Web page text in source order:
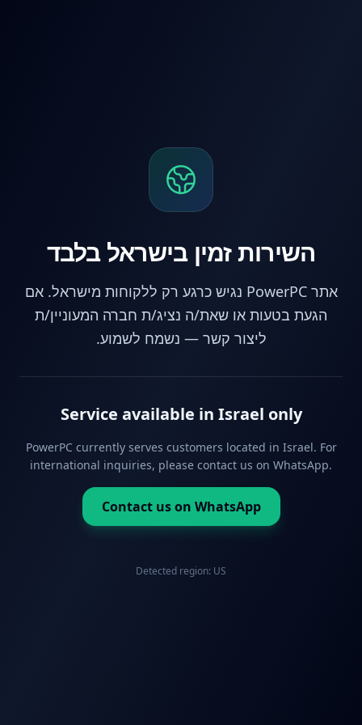
השירות זמין בישראל בלבד
אתר PowerPC נגיש כרגע רק ללקוחות מישראל. אם
הגעת בטעות או שאת/ה נציג/ת חברה המעוניין/ת
ליצור קשר — נשמח לשמוע.
Service available in Israel only
PowerPC currently serves customers located in Israel. For
international inquiries, please contact us on WhatsApp.
Contact us on WhatsApp
Detected region: US